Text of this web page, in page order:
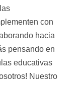
con
hacia
pensando en
educativas
Nuestro